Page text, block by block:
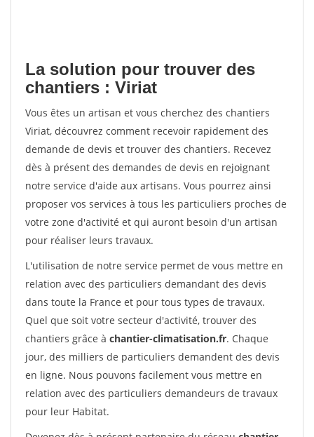
La solution pour trouver des
chantiers : Viriat
Vous êtes un artisan et vous cherchez des chantiers
Viriat, découvrez comment recevoir rapidement des
demande de devis et trouver des chantiers. Recevez
dès à présent des demandes de devis en rejoignant
notre service d'aide aux artisans. Vous pourrez ainsi
proposer vos services à tous les particuliers proches de
votre zone d'activité et qui auront besoin d'un artisan
pour réaliser leurs travaux.
L'utilisation de notre service permet de vous mettre en
relation avec des particuliers demandant des devis
dans toute la France et pour tous types de travaux.
Quel que soit votre secteur d'activité, trouver des
chantiers grâce à chantier-climatisation.fr. Chaque
jour, des milliers de particuliers demandent des devis
en ligne. Nous pouvons facilement vous mettre en
relation avec des particuliers demandeurs de travaux
pour leur Habitat.